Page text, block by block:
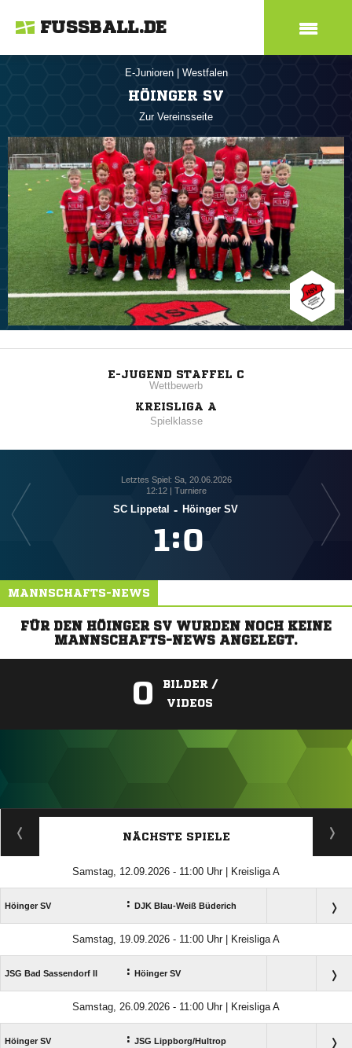
FUSSBALL.DE
E-Junioren Westfalen
HÖINGER SV
Zur Vereinsseite
E-JUGEND STAFFEL C
Wettbewerb
KREISLIGA A
Spielklasse
Letztes Spiel: Sa, 20.06.2026
12:12 | Turniere
SC Lippetal - Höinger SV
:
MANNSCHAFTS-NEWS
FÜR DEN HÖINGER SV WURDEN NOCH KEINE
MANNSCHAFTS-NEWS ANGELEGT.
0
BILDER /
VIDEOS
ANZEIGE
NÄCHSTE SPIELE
Samstag, 12.09.2026 - 11:00 Uhr | Kreisliga A
Höinger SV : DJK Blau-Weiß Büderich
Samstag, 19.09.2026 - 11:00 Uhr | Kreisliga A
JSG Bad Sassendorf II : Höinger SV
Samstag, 26.09.2026 - 11:00 Uhr | Kreisliga A
Höinger SV : JSG Lippborg/​Hultrop